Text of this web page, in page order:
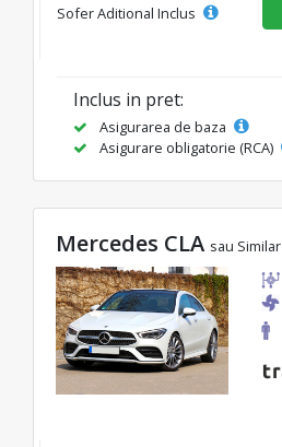
Sofer Aditional Inclus
Inclus in pret:
Asigurarea de baza
Asigurare obligatorie (RCA)
Mercedes CLA sau Similar